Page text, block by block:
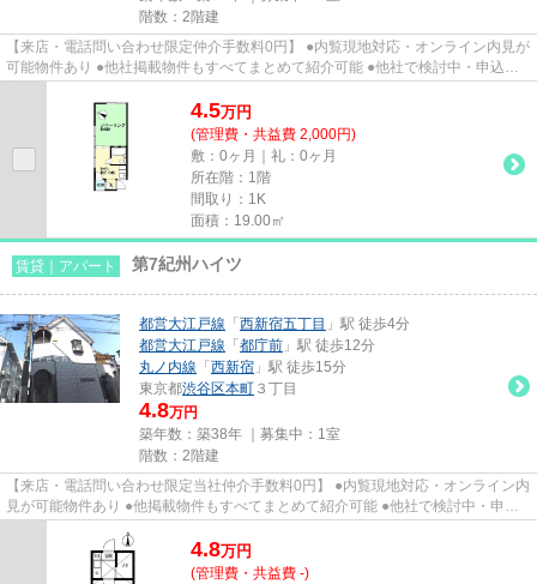
階数：2階建
【来店・電話問い合わせ限定仲介手数料0円】 ●内覧現地対応・オンライン内見が
可能物件あり ●他社掲載物件もすべてまとめて紹介可能 ●他社で検討中・申込み
4.5万円
(管理費・共益費 2,000円)
敷：0ヶ月｜礼：0ヶ月
所在階：1階
間取り：1K
面積：19.00㎡
賃貸｜アパート 第7紀州ハイツ
都営大江戸線 「 西新宿五丁目 」駅 徒歩4分
都営大江戸線 「 都庁前 」駅 徒歩12分
丸ノ内線 「 西新宿 」駅 徒歩15分
東京都渋谷区本町 ３丁目
4.8万円
築年数：築38年 ｜募集中： 1室
階数：2階建
【来店・電話問い合わせ限定当社仲介手数料0円】 ●内覧現地対応・オンライン内
見が可能物件あり ●他掲載物件もすべてまとめて紹介可能 ●他社で検討中・申込
4.8万円
(管理費・共益費 -)